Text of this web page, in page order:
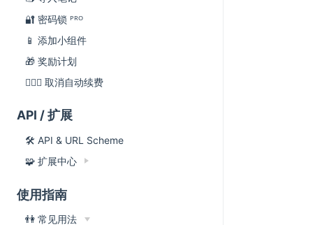
🔐 密码锁 ᴾᴿᴼ
📱 添加小组件
🎁 奖励计划
🙅🏻‍♂️ 取消自动续费
API / 扩展
🛠 API & URL Scheme
🧩 扩展中心
使用指南
👫 常见用法